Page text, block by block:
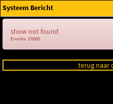
Systeem Bericht
show not found
ErrorNo. 270083
terug naar